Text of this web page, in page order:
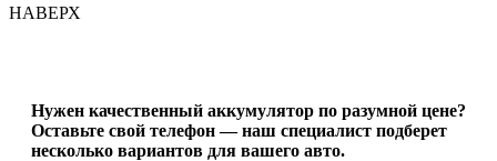
НАВЕРХ
Нужен качественный аккумулятор по разумной цене?
Оставьте свой телефон — наш специалист подберет
несколько вариантов для вашего авто.